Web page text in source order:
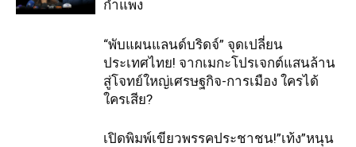
กำแพง
“พับแผนแลนด์บริดจ์” จุดเปลี่ยน
ประเทศไทย! จากเมกะโปรเจกต์แสนล้าน
สู่โจทย์ใหญ่เศรษฐกิจ-การเมือง ใครได้
ใครเสีย?
เปิดพิมพ์เขียวพรรคประชาชน!”เท้ง”หนุน